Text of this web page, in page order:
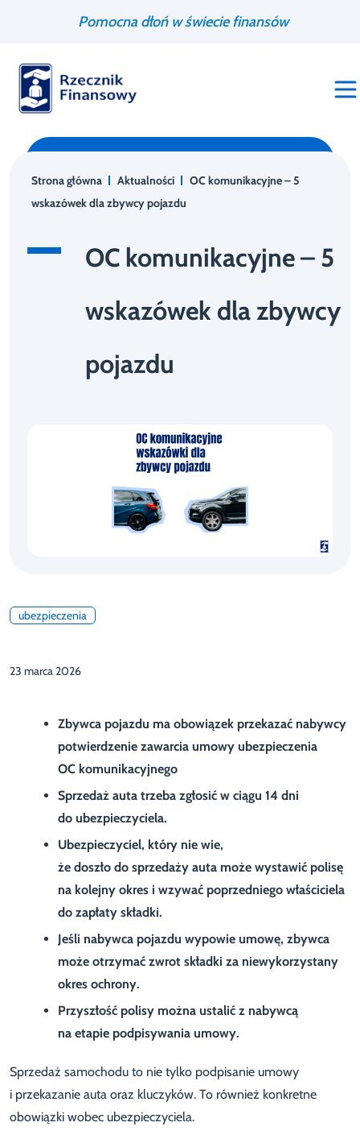
Pomocna dłoń w świecie finansów
Strona główna Aktualności
OC komunikacyjne – 5
wskazówek dla zbywcy pojazdu
OC komunikacyjne – 5
wskazówek dla zbywcy
pojazdu
ubezpieczenia
23 marca 2026
Zbywca pojazdu ma obowiązek przekazać nabywcy
potwierdzenie zawarcia umowy ubezpieczenia
OC komunikacyjnego
Sprzedaż auta trzeba zgłosić w ciągu 14 dni
do ubezpieczyciela.
Ubezpieczyciel, który nie wie,
że doszło do sprzedaży auta może wystawić polisę
na kolejny okres i wzywać poprzedniego właściciela
do zapłaty składki.
Jeśli nabywca pojazdu wypowie umowę, zbywca
może otrzymać zwrot składki za niewykorzystany
okres ochrony.
Przyszłość polisy można ustalić z nabywcą
na etapie podpisywania umowy.
Sprzedaż samochodu to nie tylko podpisanie umowy
i przekazanie auta oraz kluczyków. To również konkretne
obowiązki wobec ubezpieczyciela.